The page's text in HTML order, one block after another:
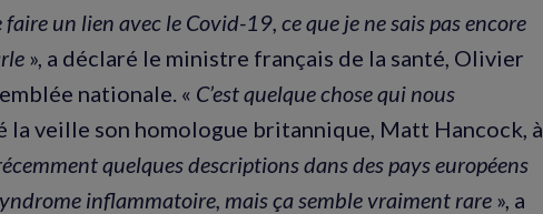
un lien avec le Covid-19, ce que je ne sais pas encore
», a déclaré le ministre français de la santé, Olivier
nationale. « C’est quelque chose qui nous
la veille son homologue britannique, Matt Hancock, à
quelques descriptions dans des pays européens
inflammatoire, mais ça semble vraiment rare », a